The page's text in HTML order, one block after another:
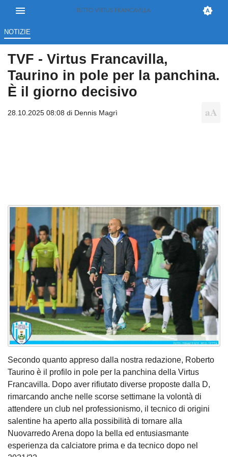
NOTIZIE
TVF - Virtus Francavilla,
Taurino in pole per la panchina.
È il giorno decisivo
28.10.2025 08:08 di Dennis Magrì
Secondo quanto appreso dalla nostra redazione, Roberto
Taurino è il profilo in pole per la panchina della Virtus
Francavilla. Dopo aver rifiutato diverse proposte dalla D,
rimarcando anche nelle scorse settimane la volontà di
attendere un club nel professionismo, il tecnico di origini
salentine ha aperto alla possibilità di tornare alla
Nuovarredo Arena dopo la bella ed entusiasmante
esperienza da calciatore prima e da tecnico dopo nel